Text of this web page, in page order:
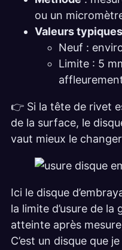
ou un
Valeurs
Neuf :
Limite : 5
👉 Si la tête de rivet
de la surface, le
vaut mieux le
Ici le disque
la limite d’usure de la
atteinte après
C’est un disque que